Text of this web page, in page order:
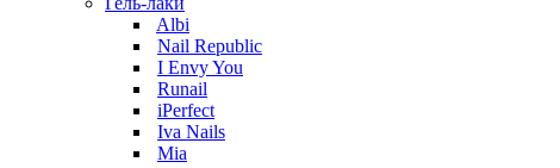
Albi
Nail Republic
I Envy You
Runail
iPerfect
Iva Nails
Mia